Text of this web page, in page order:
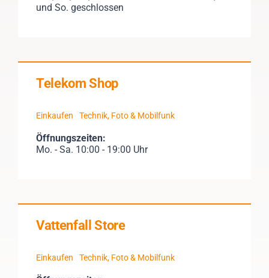
und So. geschlossen
Telekom Shop
Einkaufen Technik, Foto & Mobilfunk
Öffnungszeiten:
Mo. - Sa. 10:00 - 19:00 Uhr
Vattenfall Store
Einkaufen Technik, Foto & Mobilfunk